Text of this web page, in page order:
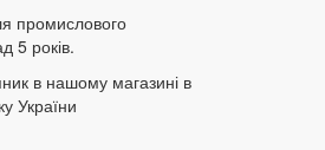
промислового
5 років.
в нашому магазині в
України